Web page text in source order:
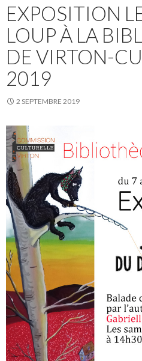
EXPOSITION
LOUP À LA
DE VIRTON-
2019
2 SEPTEMBRE 2019